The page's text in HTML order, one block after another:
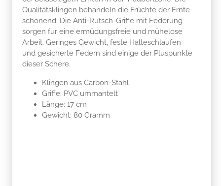
Qualitätsklingen behandeln die Früchte der Ernte
schonend. Die Anti-Rutsch-Griffe mit Federung
sorgen für eine ermüdungsfreie und mühelose
Arbeit. Geringes Gewicht, feste Halteschlaufen
und gesicherte Federn sind einige der Pluspunkte
dieser Schere.
Klingen aus Carbon-Stahl
Griffe: PVC ummantelt
Länge: 17 cm
Gewicht: 80 Gramm